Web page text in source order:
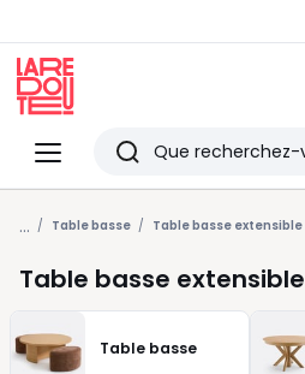
Menu
Redoute
Rechercher
Derniers
articles
vus
... Table basse Table basse extensible
Table basse extensible
Table basse